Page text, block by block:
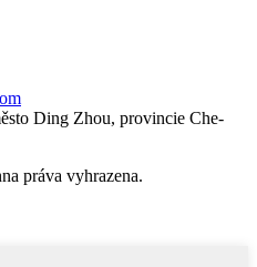
Ding Zhou, provincie Che-
práva vyhrazena.